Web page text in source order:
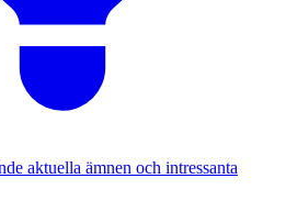
aktuella ämnen och intressanta